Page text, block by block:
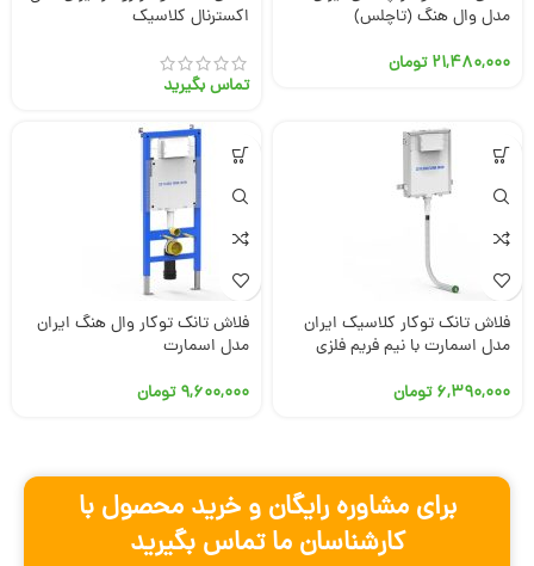
مدل وال هنگ (تاچلس)
۲۱,۴۸۰,۰۰۰ تومان
اکسترنال کلاسیک
تماس بگیرید
فلاش تانک توکار کلاسیک ایران
مدل اسمارت با نیم فریم فلزی
۶,۳۹۰,۰۰۰ تومان
فلاش تانک توکار وال هنگ ایران
مدل اسمارت
۹,۶۰۰,۰۰۰ تومان
برای مشاوره رایگان و خرید محصول با
کارشناسان ما تماس بگیرید